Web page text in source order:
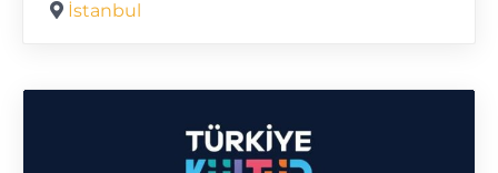
İstanbul